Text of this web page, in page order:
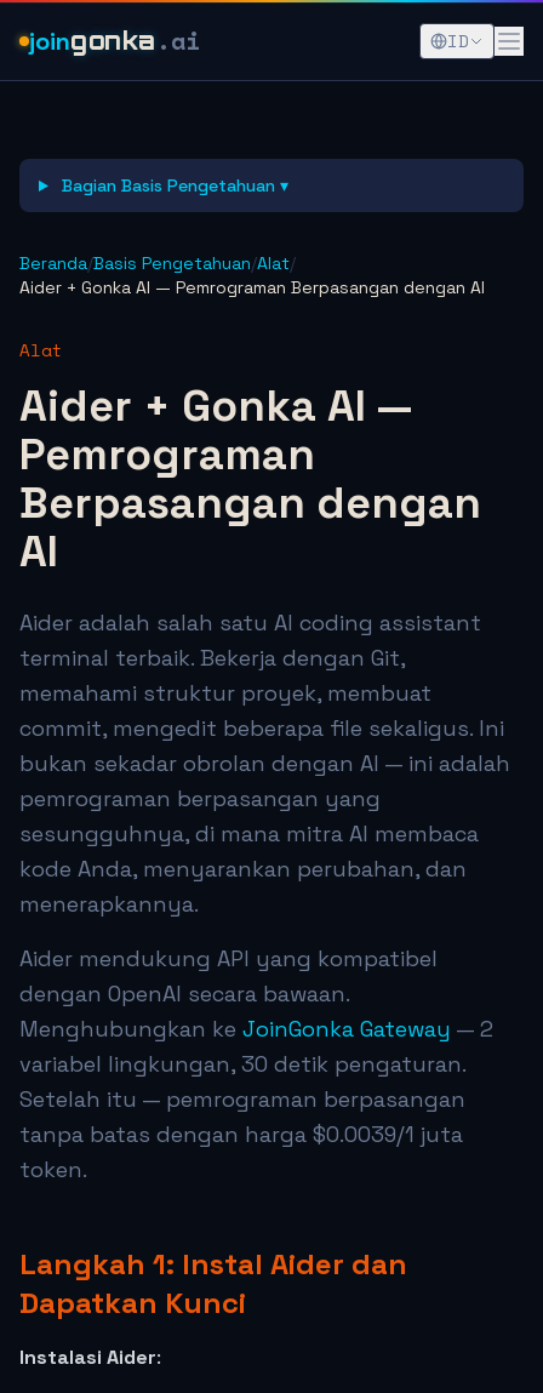
joingonka .ai ID
Bagian Basis Pengetahuan ▾
Beranda/Basis Pengetahuan/Alat/
Aider + Gonka AI — Pemrograman Berpasangan dengan AI
Alat
Aider + Gonka AI —
Pemrograman
Berpasangan dengan
AI
Aider adalah salah satu AI coding assistant
terminal terbaik. Bekerja dengan Git,
memahami struktur proyek, membuat
commit, mengedit beberapa file sekaligus. Ini
bukan sekadar obrolan dengan AI — ini adalah
pemrograman berpasangan yang
sesungguhnya, di mana mitra AI membaca
kode Anda, menyarankan perubahan, dan
menerapkannya.
Aider mendukung API yang kompatibel
dengan OpenAI secara bawaan.
Menghubungkan ke JoinGonka Gateway — 2
variabel lingkungan, 30 detik pengaturan.
Setelah itu — pemrograman berpasangan
tanpa batas dengan harga $0.0039/1 juta
token.
Langkah 1: Instal Aider dan
Dapatkan Kunci
Instalasi Aider: